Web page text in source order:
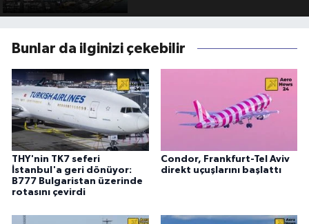
Bunlar da ilginizi çekebilir
THY'nin TK7 seferi
İstanbul'a geri dönüyor:
B777 Bulgaristan üzerinde
rotasını çevirdi
Condor, Frankfurt-Tel Aviv
direkt uçuşlarını başlattı